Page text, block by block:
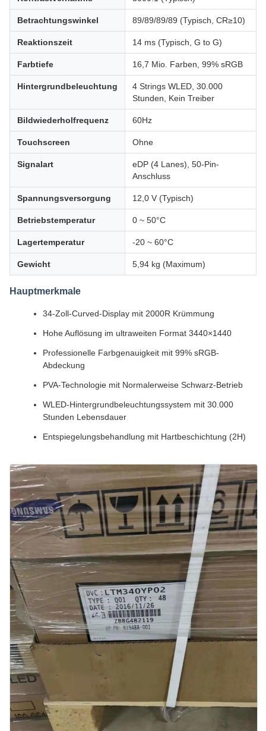
Betrachtungswinkel 89/89/89/89 (Typisch, CR≥10)
Reaktionszeit 14 ms (Typisch, G to G)
Farbtiefe 16,7 Mio. Farben, 99% sRGB
Hintergrundbeleuchtung
4 Strings WLED, 30.000
Stunden, Kein Treiber
Bildwiederholfrequenz 60Hz
Touchscreen Ohne
Signalart
eDP (4 Lanes), 50-Pin-
Anschluss
Spannungsversorgung 12,0 V (Typisch)
Betriebstemperatur 0 ~ 50°C
Lagertemperatur -20 ~ 60°C
Gewicht 5,94 kg (Maximum)
Hauptmerkmale
34-Zoll-Curved-Display mit 2000R Krümmung
Hohe Auflösung im ultraweiten Format 3440×1440
Professionelle Farbgenauigkeit mit 99% sRGB-
Abdeckung
PVA-Technologie mit Normalerweise Schwarz-Betrieb
WLED-Hintergrundbeleuchtungssystem mit 30.000
Stunden Lebensdauer
Entspiegelungsbehandlung mit Hartbeschichtung (2H)